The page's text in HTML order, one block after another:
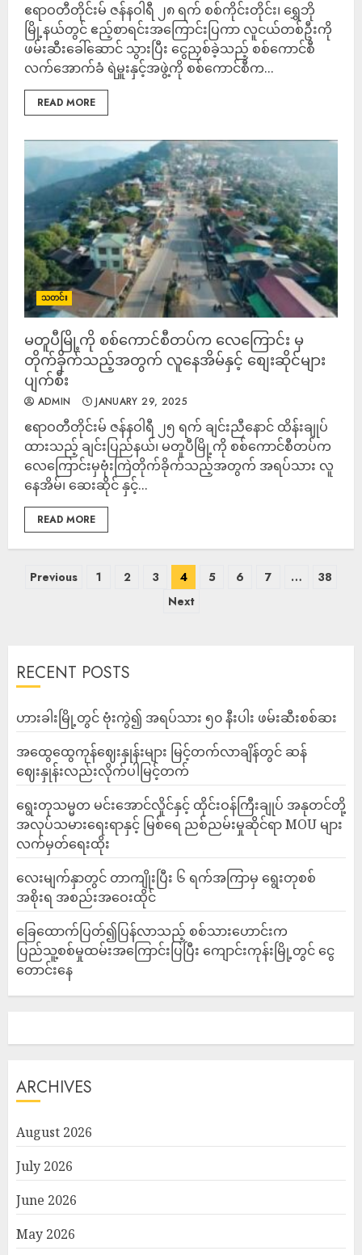
ဧရာဝတီတိုင်းမ် ဇန်နဝါရီ ၂၈ ရက် စစ်ကိုင်းတိုင်း၊ ရွှေဘို
မြို့နယ်တွင် ဧည့်စာရင်းအကြောင်းပြကာ လူငယ်တစ်ဦးကို
ဖမ်းဆီးခေါ်ဆောင် သွားပြီး ငွေညှစ်ခဲ့သည့် စစ်ကောင်စီ
လက်အောက်ခံ ရဲမှူးနှင့်အဖွဲ့ကို စစ်ကောင်စီက...
READ MORE
သတင်း
မတူပီမြို့ကို စစ်ကောင်စီတပ်က လေကြောင်း မှ
တိုက်ခိုက်သည့်အတွက် လူနေအိမ်နှင့် စျေးဆိုင်များ
ပျက်စီး
ADMIN JANUARY 29, 2025
ဧရာဝတီတိုင်းမ် ဇန်နဝါရီ ၂၅ ရက် ချင်းညီနောင် ထိန်းချုပ်
ထားသည့် ချင်းပြည်နယ်၊ မတူပီမြို့ကို စစ်ကောင်စီတပ်က
လေကြောင်းမှဗုံးကြဲတိုက်ခိုက်သည့်အတွက် အရပ်သား လူ
နေအိမ်၊ ဆေးဆိုင် နှင့်...
READ MORE
Previous 1 2 3 4 5 6 7 …
38
Next
RECENT POSTS
ဟားခါးမြို့တွင် ဗုံးကွဲ၍ အရပ်သား ၅၀ နီးပါး ဖမ်းဆီးစစ်ဆး
အထွေထွေကုန်ဈေးနှုန်းများ မြင့်တက်လာချိန်တွင် ဆန်
ဈေးနှုန်းလည်းလိုက်ပါမြင့်တက်
ရွေးတုသမ္မတ မင်းအောင်လှိုင်နှင့် ထိုင်းဝန်ကြီးချုပ် အနုတင်တို့
အလုပ်သမားရေးရာနှင့် မြစ်ရေ ညစ်ညမ်းမှုဆိုင်ရာ MOU များ
လက်မှတ်ရေးထိုး
လေးမျက်နှာတွင် တာကျိုးပြီး ၆ ရက်အကြာမှ ရွေးတုစစ်
အစိုးရ အစည်းအဝေးထိုင်
ခြေထောက်ပြတ်၍ပြန်လာသည့် စစ်သားဟောင်းက
ပြည်သူ့စစ်မှုထမ်းအကြောင်းပြပြီး ကျောင်းကုန်းမြို့တွင် ငွေ
တောင်းနေ
ARCHIVES
August 2026
July 2026
June 2026
May 2026